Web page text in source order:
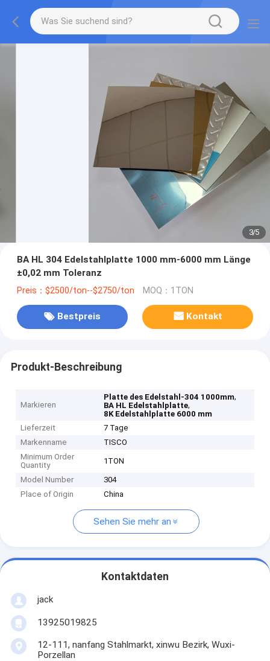
3/5
BA HL 304 Edelstahlplatte 1000 mm-6000 mm Länge
±0,02 mm Toleranz
Preis：$2500/ton--$2750/ton MOQ：1TON
Bestpreis Kontakt
Produkt-Beschreibung
Markieren
Platte des Edelstahl-304 1000mm,
BA HL Edelstahlplatte,
8K Edelstahlplatte 6000 mm
Lieferzeit
7 Tage
Markenname
TISCO
Minimum Order
Quantity
1TON
Model Number
304
Place of Origin
China
Sehen Sie mehr an
Kontaktdaten
jack
13925019825
12-111, nanfang Stahlmarkt, xinwu Bezirk, Wuxi-
Porzellan